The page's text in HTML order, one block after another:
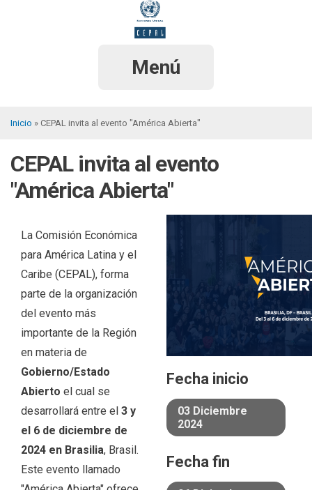
Menú
enlaces
de
la
navegación
Inicio CEPAL invita al evento "América Abierta"
CEPAL invita al evento
"América Abierta"
La Comisión Económica
para América Latina y el
Caribe (CEPAL), forma
parte de la organización
del evento más
importante de la Región
en materia de
Gobierno/Estado
Abierto el cual se
desarrollará entre el 3 y
el 6 de diciembre de
2024 en Brasilia, Brasil.
Este evento llamado
Fecha inicio
03 Diciembre
2024
Fecha fin